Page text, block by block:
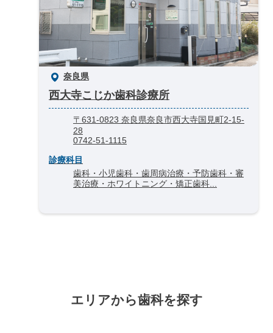
奈良県
西大寺こじか歯科診療所
〒631-0823 奈良県奈良市西大寺国見町2-15-
28
0742-51-1115
診療科目
歯科・小児歯科・歯周病治療・予防歯科・審
美治療・ホワイトニング・矯正歯科...
エリアから歯科を探す